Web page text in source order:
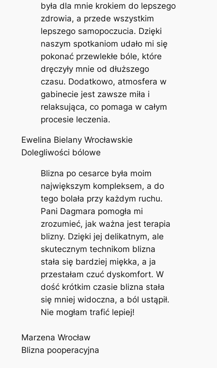
była dla mnie krokiem do lepszego
zdrowia, a przede wszystkim
lepszego samopoczucia. Dzięki
naszym spotkaniom udało mi się
pokonać przewlekłe bóle, które
dręczyły mnie od dłuższego
czasu. Dodatkowo, atmosfera w
gabinecie jest zawsze miła i
relaksująca, co pomaga w całym
procesie leczenia.
Ewelina Bielany Wrocławskie
Dolegliwości bólowe
Blizna po cesarce była moim
największym kompleksem, a do
tego bolała przy każdym ruchu.
Pani Dagmara pomogła mi
zrozumieć, jak ważna jest terapia
blizny. Dzięki jej delikatnym, ale
skutecznym technikom blizna
stała się bardziej miękka, a ja
przestałam czuć dyskomfort. W
dość krótkim czasie blizna stała
się mniej widoczna, a ból ustąpił.
Nie mogłam trafić lepiej!
Marzena Wrocław
Blizna pooperacyjna